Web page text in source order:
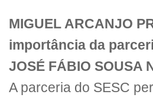
MIGUEL ARCANJO
importância da
JOSÉ FÁBIO SOUSA
A parceria do SESC